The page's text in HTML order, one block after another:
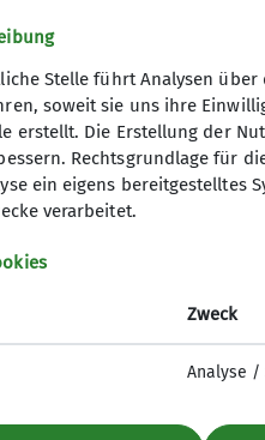
Stelle führt Analysen
soweit sie uns ihre
erstellt. Die Erstellung der
Rechtsgrundlage für
ein eigens bereitgestelltes
verarbeitet.
Zweck
Analyse